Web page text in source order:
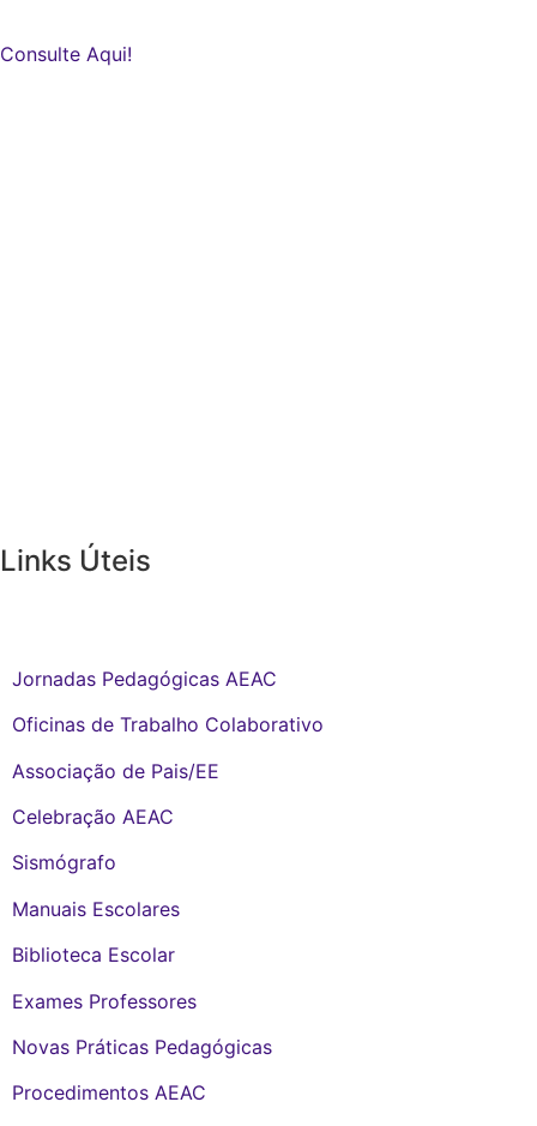
Consulte Aqui!
Links Úteis
Jornadas Pedagógicas AEAC
Oficinas de Trabalho Colaborativo
Associação de Pais/EE
Celebração AEAC
Sismógrafo
Manuais Escolares
Biblioteca Escolar
Exames Professores
Novas Práticas Pedagógicas
Procedimentos AEAC